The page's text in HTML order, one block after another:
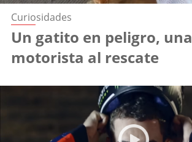
Curiosidades
Un gatito en peligro, una
motorista al rescate